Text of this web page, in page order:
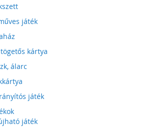
játék
kártya
álarc
játék
játék